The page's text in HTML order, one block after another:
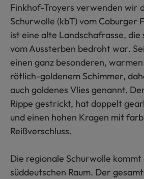
Finkhof-Troyers verwenden wir
Schurwolle (kbT) vom Coburger
ist eine alte Landschafrasse,
vom Aussterben bedroht war.
einen ganz besonderen,
rötlich-goldenem Schimmer,
auch goldenes Vlies genannt.
Rippe gestrickt, hat doppelt
und einen hohen Kragen mit
Reißverschluss.
Die regionale Schurwolle kommt
süddeutschen Raum. Der